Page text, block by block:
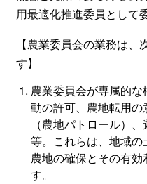
用最適化推進委員として
【農業委員会の業務は
す】
農業委員会が専属的
動の許可、農地転用
（農地パトロール）
等。これらは、地域
農地の確保とその有
す。